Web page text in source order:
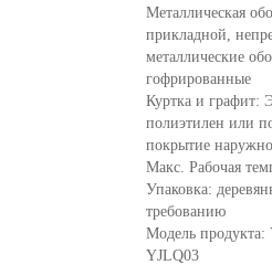
Металлическая
прикладной,
металлические
гофрированные
Куртка и графит:
полиэтилен или
покрытие
Макс. Рабочая
Упаковка:
требованию
Модель продукта:
YJLQ03